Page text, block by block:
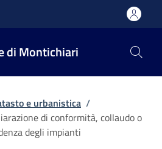
di Montichiari
e urbanistica /
di conformità, collaudo o
degli impianti